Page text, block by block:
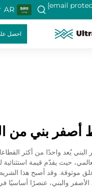
AR
احصل
بني من
يُعد واحدًا من أكثر
حيث يقدّم قيمة استثنائية
موثوقة. وقد أصبح هذا
الأصفر والبني، عنصرًا أساسيًا